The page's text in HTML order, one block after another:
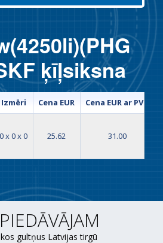
ķīļsiksna
Izmēri Cena EUR Cena EUR ar PVN
0 x 0 x 0 25.62 31.00
C167) SKF ķīļsiksna
gultņus Latvijas tirgū